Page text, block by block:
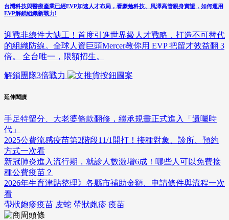
台灣科技與醫療產業已經EVP加速人才布局，看豪勉科技、風澤高管親身實證，如何運用
EVP解鎖組織新戰力!
迎戰非線性大缺工！首度引進世界級人才戰略，打造不可替代
的組織防線。全球人資巨頭Mercer教你用 EVP 把留才效益翻 3
倍。 全台唯一，限額招生。
解鎖團隊3倍戰力
延伸閱讀
手足特留分、大老婆條款翻修，繼承規畫正式進入「遺囑時
代」
2025公費流感疫苗第2階段11/1開打！接種對象、診所、預約
方式一次看
新冠肺炎進入流行期，就診人數激增6成！哪些人可以免費接
種公費疫苗？
2026年生育津貼整理》各縣市補助金額、申請條件與流程一次
看
帶狀皰疹疫苗 皮蛇 帶狀皰疹 疫苗